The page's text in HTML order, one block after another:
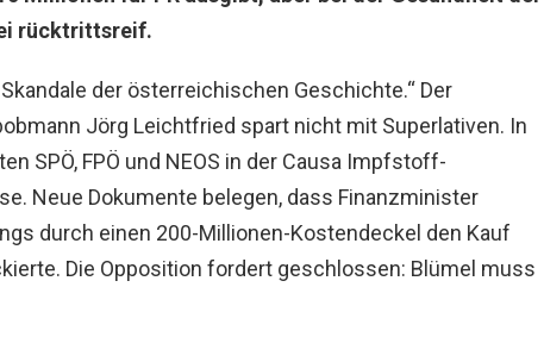
rücktrittsreif.
der österreichischen Geschichte.“ Der
Jörg Leichtfried spart nicht mit Superlativen. In
SPÖ, FPÖ und NEOS in der Causa Impfstoff-
Neue Dokumente belegen, dass Finanzminister
durch einen 200-Millionen-Kostendeckel den Kauf
Die Opposition fordert geschlossen: Blümel muss